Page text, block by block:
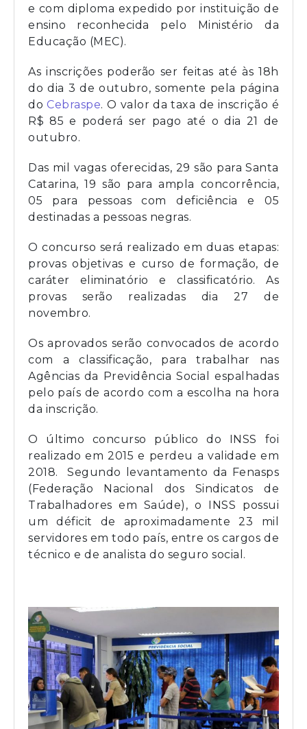
e com diploma expedido por instituição de
ensino reconhecida pelo Ministério da
Educação (MEC).
As inscrições poderão ser feitas até às 18h
do dia 3 de outubro, somente pela página
do Cebraspe. O valor da taxa de inscrição é
R$ 85 e poderá ser pago até o dia 21 de
outubro.
Das mil vagas oferecidas, 29 são para Santa
Catarina, 19 são para ampla concorrência,
05 para pessoas com deficiência e 05
destinadas a pessoas negras.
O concurso será realizado em duas etapas:
provas objetivas e curso de formação, de
caráter eliminatório e classificatório. As
provas serão realizadas dia 27 de
novembro.
Os aprovados serão convocados de acordo
com a classificação, para trabalhar nas
Agências da Previdência Social espalhadas
pelo país de acordo com a escolha na hora
da inscrição.
O último concurso público do INSS foi
realizado em 2015 e perdeu a validade em
2018. Segundo levantamento da Fenasps
(Federação Nacional dos Sindicatos de
Trabalhadores em Saúde), o INSS possui
um déficit de aproximadamente 23 mil
servidores em todo país, entre os cargos de
técnico e de analista do seguro social.